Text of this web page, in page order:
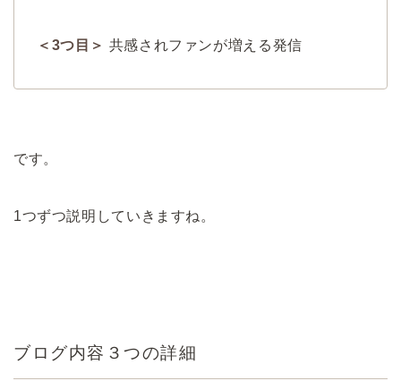
＜3つ目＞ 共感されファンが増える発信
です。
1つずつ説明していきますね。
ブログ内容３つの詳細